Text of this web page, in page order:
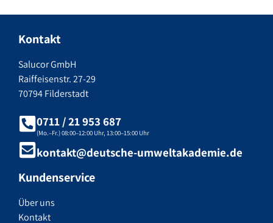
Kontakt
Salucor GmbH
Raiffeisenstr. 27-29
70794 Filderstadt
0711 / 21 953 687
(Mo.–Fr.) 08:00–12:00 Uhr, 13:00–15:00 Uhr
kontakt@deutsche-umweltakademie.de
Kundenservice
Über uns
Kontakt